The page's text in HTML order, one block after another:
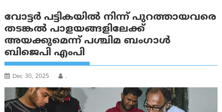
വോട്ടർ പട്ടികയിൽ നിന്ന് പുറത്തായവരെ
തടങ്കൽ പാളയങ്ങളിലേക്ക്
അയക്കുമെന്ന് പശ്ചിമ ബംഗാൾ
ബിജെപി എംപി
Dec 30, 2025 .